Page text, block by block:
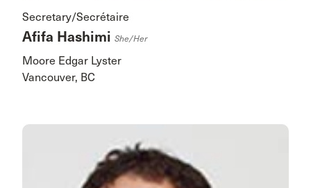
Secretary/Secrétaire
Afifa Hashimi She/her
Moore Edgar Lyster
Vancouver, BC